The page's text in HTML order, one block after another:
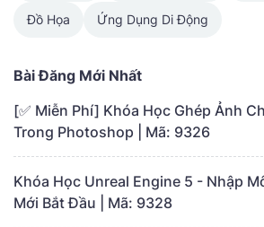
Đồ Họa Ứng Dụng Di Động
Bài Đăng Mới Nhất
[✅ Miễn Phí] Khóa Học Ghép Ảnh
Trong Photoshop | Mã: 9326
Khóa Học Unreal Engine 5 - Nhập
Mới Bắt Đầu | Mã: 9328